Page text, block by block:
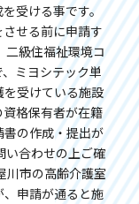
受ける事です。
せる前に申請す
二級住福祉環境コ
ミヨシテック単
受けている施設
格保有者が在籍
書の作成・提出が
い合わせの上ご確
川市の高齢介護室
申請が通ると施